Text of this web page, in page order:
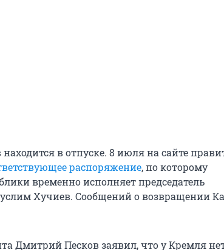
в отпуске. 8 июля на сайте
распоряжение, по которому
временно исполняет председатель
Хучиев. Сообщений о возвращении
Дмитрий Песков заявил, что у Кремля